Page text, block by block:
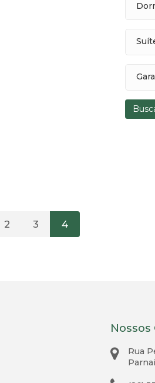
2 3 4
Rua